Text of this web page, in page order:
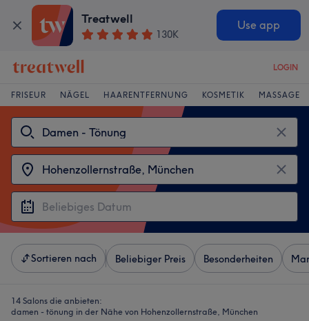
Treatwell
130K
Use app
LOGIN
FRISEUR NÄGEL HAARENTFERNUNG KOSMETIK MASSAGE
Sortieren nach Beliebiger Preis Besonderheiten
14 Salons die anbieten:
damen - tönung in der Nähe von Hohenzollernstraße, München